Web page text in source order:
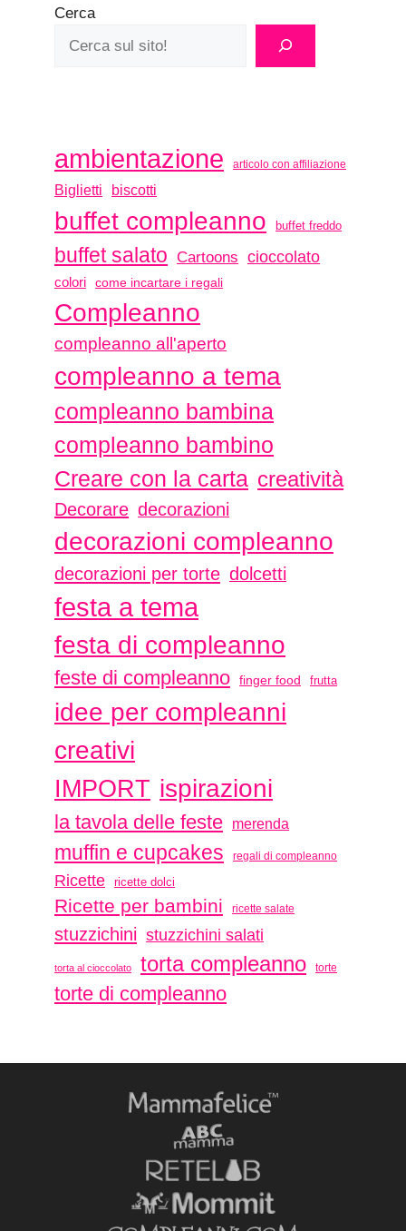
Cerca
ambientazione articolo con affiliazione
Biglietti biscotti
buffet compleanno buffet freddo
buffet salato Cartoons cioccolato
colori come incartare i regali
Compleanno
compleanno all'aperto
compleanno a tema
compleanno bambina
compleanno bambino
Creare con la carta creatività
Decorare decorazioni
decorazioni compleanno
decorazioni per torte dolcetti
festa a tema
festa di compleanno
feste di compleanno finger food frutta
idee per compleanni
creativi
IMPORT ispirazioni
la tavola delle feste merenda
muffin e cupcakes regali di compleanno
Ricette ricette dolci
Ricette per bambini ricette salate
stuzzichini stuzzichini salati
torta al cioccolato torta compleanno torte
torte di compleanno